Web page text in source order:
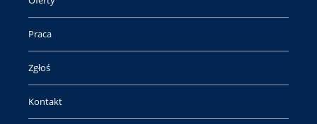
Praca
Zgłoś
Kontakt